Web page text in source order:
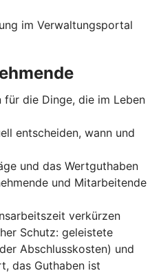
im Verwaltungsportal
für die Dinge, die im Leben
entscheiden, wann und
und das Wertguthaben
und Mitarbeitende
verkürzen
Schutz: geleistete
Abschlusskosten) und
das Guthaben ist